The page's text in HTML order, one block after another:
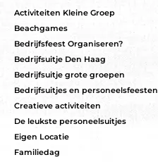
Activiteiten Kleine Groep
Beachgames
Bedrijfsfeest Organiseren?
Bedrijfsuitje Den Haag
Bedrijfsuitje grote groepen
Bedrijfsuitjes en personeelsfeesten
Creatieve activiteiten
De leukste personeelsuitjes
Eigen Locatie
Familiedag